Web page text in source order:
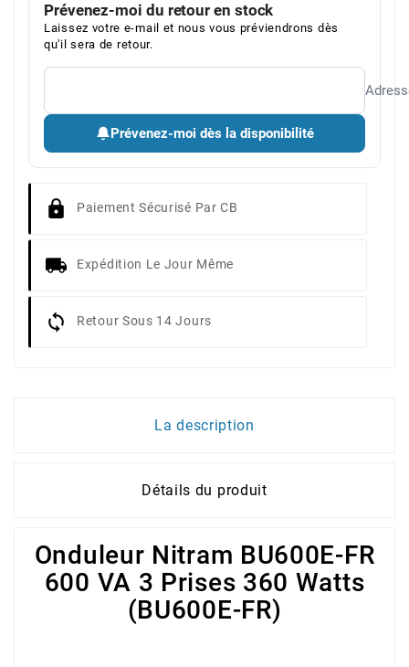
Prévenez-moi du retour en stock
Laissez votre e-mail et nous vous préviendrons dès
qu'il sera de retour.
Prévenez-moi dès la disponibilité
Paiement Sécurisé Par CB
Expédition Le Jour Même
Retour Sous 14 Jours
La description
Détails du produit
Onduleur Nitram BU600E-FR
600 VA 3 Prises 360 Watts
(BU600E-FR)